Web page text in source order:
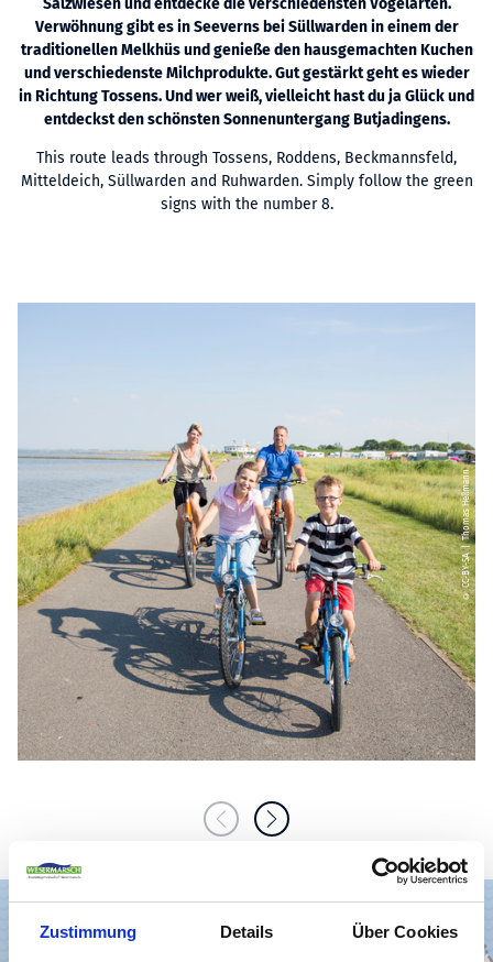
Zustimmung Details Über Cookies
Salzwiesen und entdecke die verschiedensten Vogelarten.
Verwöhnung gibt es in Seeverns bei Süllwarden in einem der
traditionellen Melkhüs und genieße den hausgemachten Kuchen
und verschiedenste Milchprodukte. Gut gestärkt geht es wieder
in Richtung Tossens. Und wer weiß, vielleicht hast du ja Glück und
entdeckst den schönsten Sonnenuntergang Butjadingens.
This route leads through Tossens, Roddens, Beckmannsfeld,
Mitteldeich, Süllwarden and Ruhwarden. Simply follow the green
signs with the number 8.
© CC-BY-SA | Thomas Hellmann